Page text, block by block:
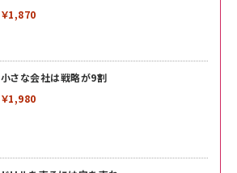
￥1,870
小さな会社は戦略が9割
￥1,980